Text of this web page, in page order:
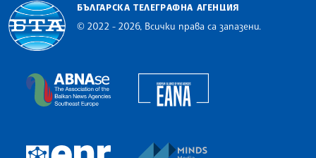
БЪЛГАРСКА ТЕЛЕГРАФНА АГЕНЦИЯ
© 2022 - 2026, Всички права са запазени.
The Assocoation of the Balkan News Agencies
European Newsroom